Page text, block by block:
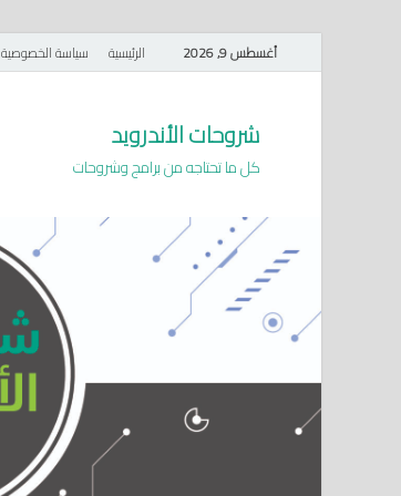
أغسطس 9, 2026 الرئيسية سياسة الخصوصية
شروحات الأندرويد
كل ما تحتاجه من برامج وشروحات